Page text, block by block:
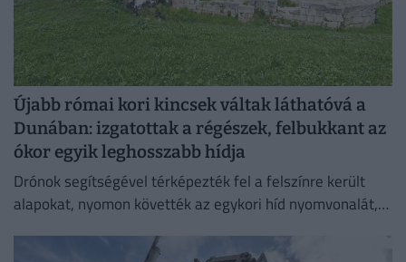
Újabb római kori kincsek váltak láthatóvá a
Dunában: izgatottak a régészek, felbukkant az
ókor egyik leghosszabb hídja
Drónok segítségével térképezték fel a felszínre került
alapokat, nyomon követték az egykori híd nyomvonalát,